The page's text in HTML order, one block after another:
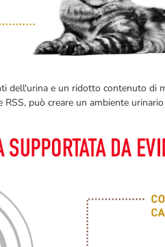
dell'urina e un ridotto contenuto di
può creare un ambiente